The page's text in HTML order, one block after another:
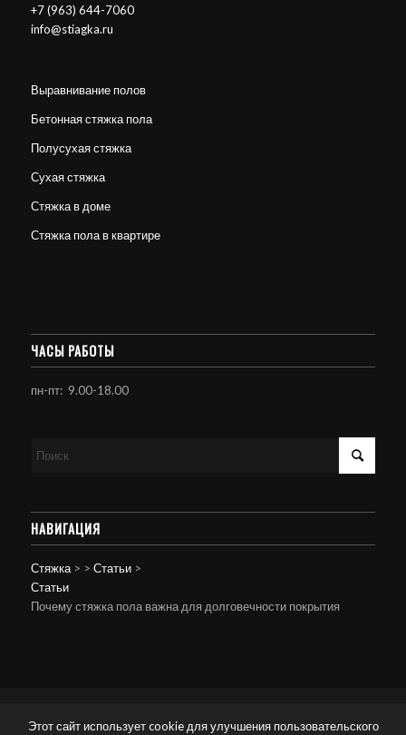
+7 (963) 644-7060
info@stiagka.ru
Выравнивание полов
Бетонная стяжка пола
Полусухая стяжка
Сухая стяжка
Стяжка в доме
Стяжка пола в квартире
ЧАСЫ РАБОТЫ
пн-пт: 9.00-18.00
НАВИГАЦИЯ
Стяжка>
Статьи
> Статьи>
Почему стяжка пола важна для долговечности покрытия
WordPress Theme
Этот сайт использует cookie для улучшения пользовательского